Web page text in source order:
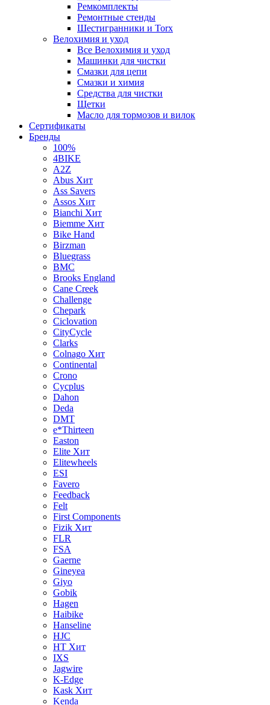
Ремкомплекты
Ремонтные стенды
Шестигранники и Torx
Велохимия и уход
Все Велохимия и уход
Машинки для чистки
Смазки для цепи
Смазки и химия
Средства для чистки
Щетки
Масло для тормозов и вилок
Сертификаты
Бренды
100%
4BIKE
A2Z
Abus Хит
Ass Savers
Assos Хит
Bianchi Хит
Biemme Хит
Bike Hand
Birzman
Bluegrass
BMC
Brooks England
Cane Creek
Challenge
Chepark
Ciclovation
CityCycle
Clarks
Colnago Хит
Continental
Crono
Cycplus
Dahon
Deda
DMT
e*Thirteen
Easton
Elite Хит
Elitewheels
ESI
Favero
Feedback
Felt
First Components
Fizik Хит
FLR
FSA
Gaerne
Gineyea
Giyo
Gobik
Hagen
Haibike
Hanseline
HJC
HT Хит
IXS
Jagwire
K-Edge
Kask Хит
Kenda